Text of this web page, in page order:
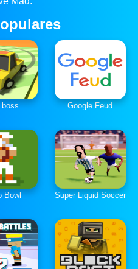
boss Google Feud
Bowl Super Liquid Soccer